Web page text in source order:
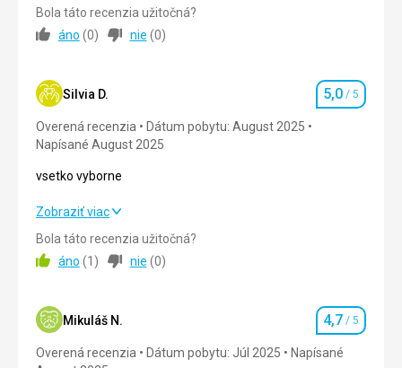
Strava
Okolie 5,0/ 5
Služby
Strava
Super
Ubytovanie
Služby
Super
Bola táto recenzia užitočná?
áno (0) nie (0)
Silvia D. Hodnotenie
5,0 / 5
Overená recenzia
Dátum pobytu: August 2025
Napísané August 2025
vsetko vyborne
vsetko vyborne
Strava
Okolie 5,0/ 5
Služby 5,0
Zobraziť viac
Bola táto recenzia užitočná?
áno (1) nie (0)
Mikuláš N. Hodnotenie
4,7 / 5
Overená recenzia Dátum pobytu: Júl 2025
Napísané